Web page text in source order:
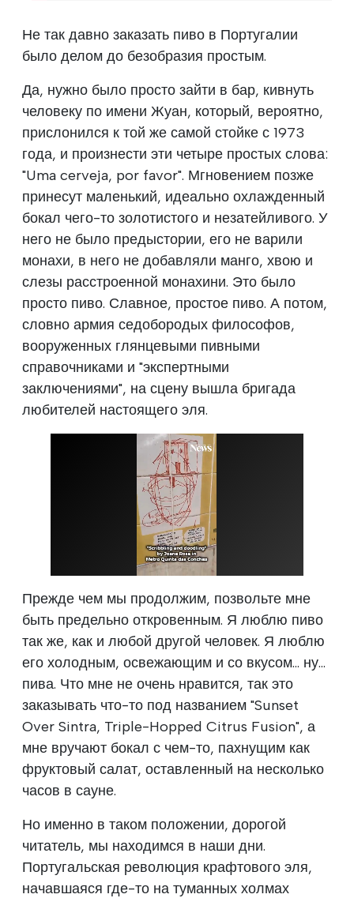
Не так давно заказать пиво в Португалии
было делом до безобразия простым.
Да, нужно было просто зайти в бар, кивнуть
человеку по имени Жуан, который, вероятно,
прислонился к той же самой стойке с 1973
года, и произнести эти четыре простых слова:
"Uma cerveja, por favor". Мгновением позже
принесут маленький, идеально охлажденный
бокал чего-то золотистого и незатейливого. У
него не было предыстории, его не варили
монахи, в него не добавляли манго, хвою и
слезы расстроенной монахини. Это было
просто пиво. Славное, простое пиво. А потом,
словно армия седобородых философов,
вооруженных глянцевыми пивными
справочниками и "экспертными
заключениями", на сцену вышла бригада
любителей настоящего эля.
Прежде чем мы продолжим, позвольте мне
быть предельно откровенным. Я люблю пиво
так же, как и любой другой человек. Я люблю
его холодным, освежающим и со вкусом... ну...
пива. Что мне не очень нравится, так это
заказывать что-то под названием "Sunset
Over Sintra, Triple-Hopped Citrus Fusion", а
мне вручают бокал с чем-то, пахнущим как
фруктовый салат, оставленный на несколько
часов в сауне.
Но именно в таком положении, дорогой
читатель, мы находимся в наши дни.
Португальская революция крафтового эля,
начавшаяся где-то на туманных холмах